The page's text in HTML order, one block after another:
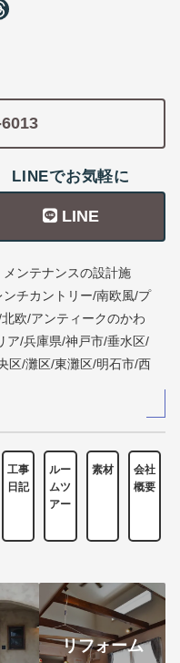
LINEでお気軽に
LINE
ンテナンスの設計施
チカントリー/南欧風/プ
欧/アンティークのかわ
/兵庫県/神戸市/垂水区/
区/灘区/東灘区/明石市/西
工事
日記
ルー
ムツ
アー
素材
会社
概要
リフォーム